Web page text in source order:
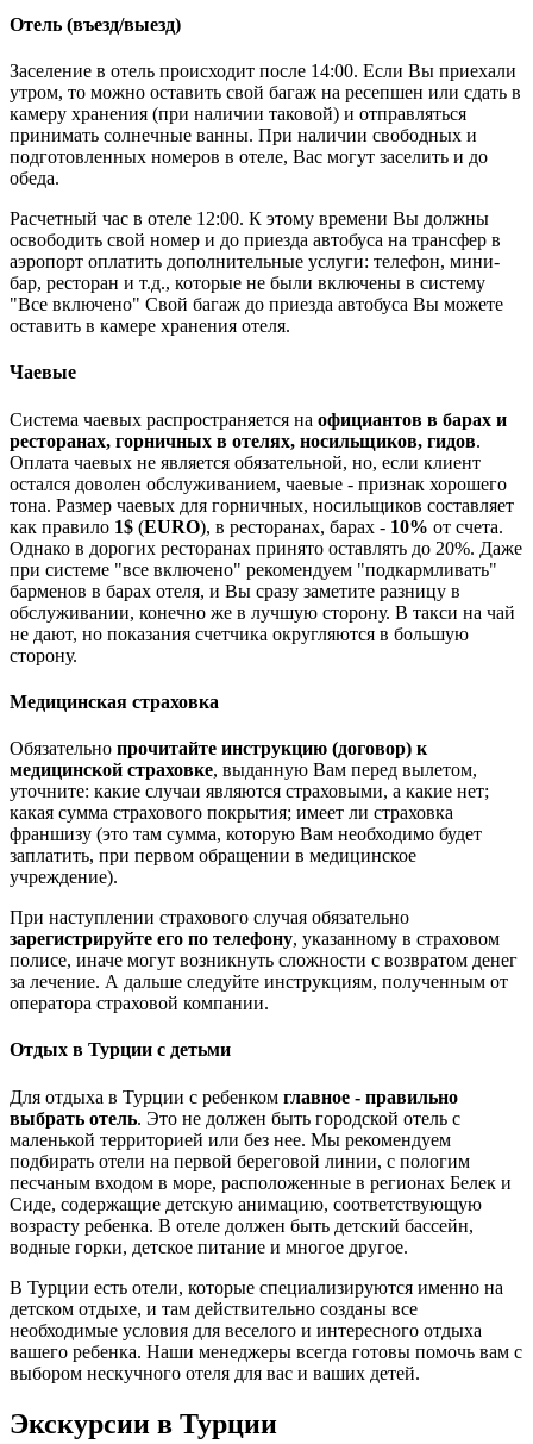
Отель (въезд/выезд)
Заселение в отель происходит после 14:00. Если Вы приехали
утром, то можно оставить свой багаж на ресепшен или сдать в
камеру хранения (при наличии таковой) и отправляться
принимать солнечные ванны. При наличии свободных и
подготовленных номеров в отеле, Вас могут заселить и до
обеда.
Расчетный час в отеле 12:00. К этому времени Вы должны
освободить свой номер и до приезда автобуса на трансфер в
аэропорт оплатить дополнительные услуги: телефон, мини-
бар, ресторан и т.д., которые не были включены в систему
"Все включено" Свой багаж до приезда автобуса Вы можете
оставить в камере хранения отеля.
Чаевые
Система чаевых распространяется на официантов в барах и
ресторанах, горничных в отелях, носильщиков, гидов.
Оплата чаевых не является обязательной, но, если клиент
остался доволен обслуживанием, чаевые - признак хорошего
тона. Размер чаевых для горничных, носильщиков составляет
как правило 1$ (EURO), в ресторанах, барах - 10% от счета.
Однако в дорогих ресторанах принято оставлять до 20%. Даже
при системе "все включено" рекомендуем "подкармливать"
барменов в барах отеля, и Вы сразу заметите разницу в
обслуживании, конечно же в лучшую сторону. В такси на чай
не дают, но показания счетчика округляются в большую
сторону.
Медицинская страховка
Обязательно прочитайте инструкцию (договор) к
медицинской страховке, выданную Вам перед вылетом,
уточните: какие случаи являются страховыми, а какие нет;
какая сумма страхового покрытия; имеет ли страховка
франшизу (это там сумма, которую Вам необходимо будет
заплатить, при первом обращении в медицинское
учреждение).
При наступлении страхового случая обязательно
зарегистрируйте его по телефону, указанному в страховом
полисе, иначе могут возникнуть сложности с возвратом денег
за лечение. А дальше следуйте инструкциям, полученным от
оператора страховой компании.
Отдых в Турции с детьми
Для отдыха в Турции с ребенком главное - правильно
выбрать отель. Это не должен быть городской отель с
маленькой территорией или без нее. Мы рекомендуем
подбирать отели на первой береговой линии, с пологим
песчаным входом в море, расположенные в регионах Белек и
Сиде, содержащие детскую анимацию, соответствующую
возрасту ребенка. В отеле должен быть детский бассейн,
водные горки, детское питание и многое другое.
В Турции есть отели, которые специализируются именно на
детском отдыхе, и там действительно созданы все
необходимые условия для веселого и интересного отдыха
вашего ребенка. Наши менеджеры всегда готовы помочь вам с
выбором нескучного отеля для вас и ваших детей.
Экскурсии в Турции